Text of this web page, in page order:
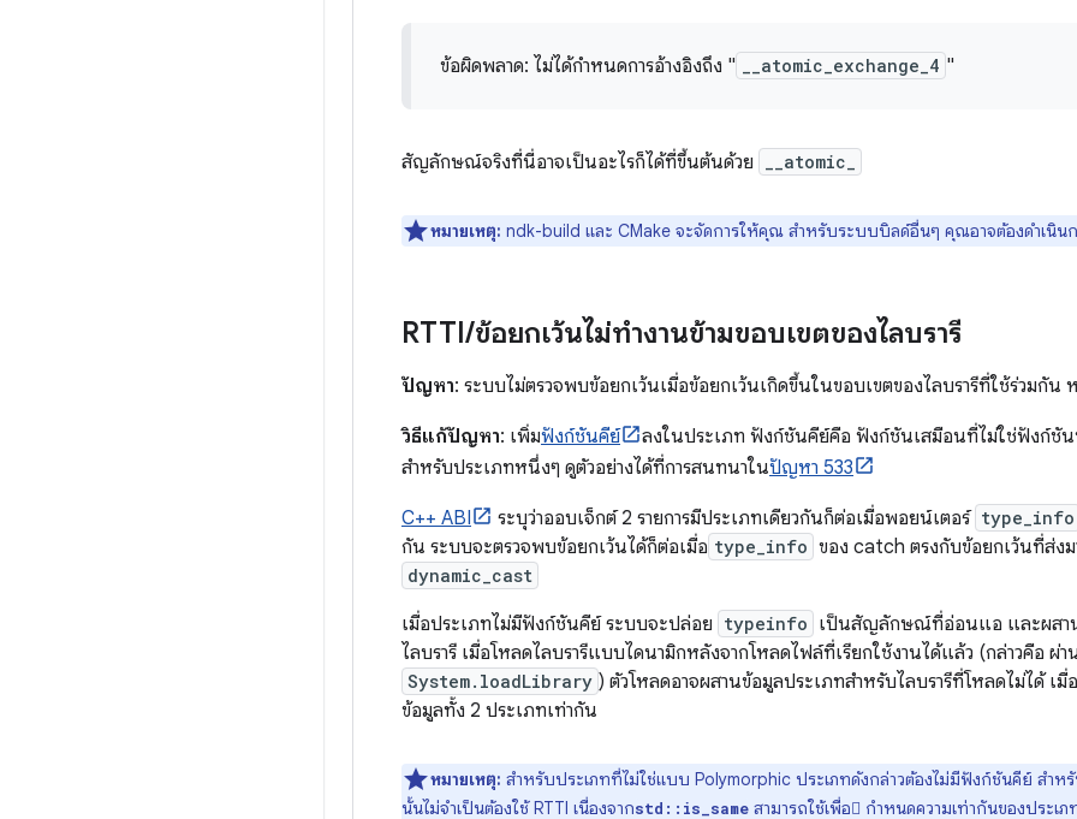
ข้อผิดพลาด: ไม่ได้กำหนดการอ้างอิงถึง " __atomic_exchange_4 "
สัญลักษณ์จริงที่นี่อาจเป็นอะไรก็ได้ที่ขึ้นต้นด้วย __atomic_
หมายเหตุ: ndk-build และ CMake จะจัดการให้คุณ สำหรับระบบบิลด์อื่นๆ คุณอาจต้องดำเนินก
RTTI/ข้อยกเว้นไม่ทำงานข้ามขอบเขตของไลบรารี
ปัญหา: ระบบไม่ตรวจพบข้อยกเว้นเมื่อข้อยกเว้นเกิดขึ้นในขอบเขตของไลบรารีที่ใช้ร่วมกัน
วิธีแก้ปัญหา: เพิ่มฟังก์ชันคีย์
ลงในประเภท ฟังก์ชันคีย์คือ ฟังก์ชันเสมือนที่ไม่ใช่ฟังก์ชั
สำหรับประเภทหนึ่งๆ ดูตัวอย่างได้ที่การสนทนาในปัญหา 533
C++ ABI ระบุว่าออบเจ็กต์ 2 รายการมีประเภทเดียวกันก็ต่อเมื่อพอยน์เตอร์ type_info
กัน ระบบจะตรวจพบข้อยกเว้นได้ก็ต่อเมื่อ type_info ของ catch ตรงกับข้อยกเว้นที่ส่ง
dynamic_cast
เมื่อประเภทไม่มีฟังก์ชันคีย์ ระบบจะปล่อย typeinfo เป็นสัญลักษณ์ที่อ่อนแอ และผสา
ไลบรารี เมื่อโหลดไลบรารีแบบไดนามิกหลังจากโหลดไฟล์ที่เรียกใช้งานได้แล้ว (กล่าวคือ ผ่า
System.loadLibrary ) ตัวโหลดอาจผสานข้อมูลประเภทสำหรับไลบรารีที่โหลดไม่ได้ เ
ข้อมูลทั้ง 2 ประเภทเท่ากัน
หมายเหตุ: สำหรับประเภทที่ไม่ใช่แบบ Polymorphic ประเภทดังกล่าวต้องไม่มีฟังก์ชันคีย์ สำ
นั้นไม่จำเป็นต้องใช้ RTTI เนื่องจากstd::is_same สามารถใช้เพื่อ กำหนดความเท่ากันของประเภ